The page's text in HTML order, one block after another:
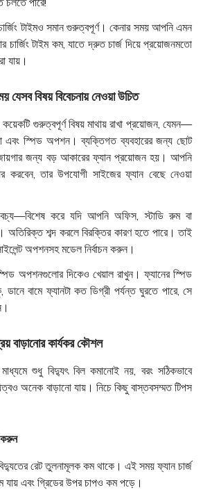
টাইমও সমান গুরুত্বপূর্ণ। কেনার সময় আপনি এমন
চার্জিং টাইম কম, যাতে দ্রুত চার্জ দিয়ে প্রয়োজনমতো
যায়।
যেসব বিষয় বিবেচনায় নেওয়া উচিত
কয়েকটি গুরুত্বপূর্ণ বিষয় মাথায় রাখা প্রয়োজন, যেমন—
এবং স্পিড অপশন। ব্যক্তিগত ব্যবহারের জন্য ছোট
জন্য বড় আকারের ফ্যান প্রয়োজন হয়। আপনি
করবেন, তার উপযোগী সাইজের ফ্যান বেছে নেওয়া
করে যদি আপনি অফিস, স্টাডি রুম বা
অতিরিক্ত শব্দ করলে বিরক্তির কারণ হতে পারে। তাই
অপশনসহ মডেল নির্বাচন করুন।
অপশনগুলোর দিকেও খেয়াল রাখুন। ফ্যানের স্পিড
বামে ফ্যানটা কত ডিগ্রী পর্যন্ত ঘুরতে পারে, সে
বাড়ানোর কার্যকর কৌশল
মাধ্যমে শুধু বিদ্যুৎ বিল কমানোই নয়, বরং সঠিকভাবে
অনেক বাড়ানো যায়। নিচে কিছু বাস্তবসম্মত টিপস
রেট তুলনামূলক কম থাকে। এই সময় ফ্যান চার্জ
যায় এবং গ্রিডের উপর চাপও কম পড়ে।